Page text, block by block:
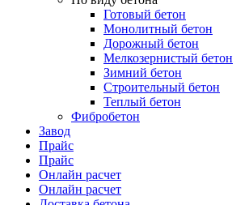
Готовый бетон
Монолитный бетон
Дорожный бетон
Мелкозернистый бетон
Зимний бетон
Строительный бетон
Теплый бетон
Фибробетон
Завод
Прайс
Прайс
Онлайн расчет
Онлайн расчет